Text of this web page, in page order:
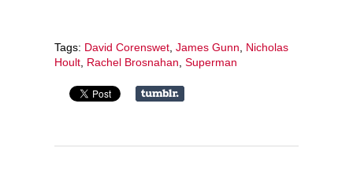
Tags: David Corenswet, James Gunn, Nicholas
Hoult, Rachel Brosnahan, Superman